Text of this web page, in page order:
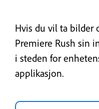
Hvis du vil ta bilder
Premiere Rush sin
i steden for
applikasjon.